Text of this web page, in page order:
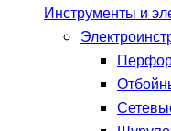
Инструменты и